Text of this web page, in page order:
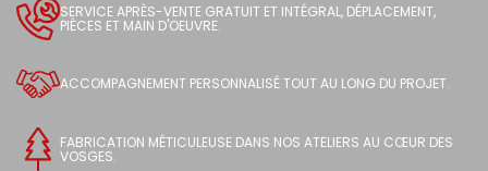
SERVICE APRÈS-VENTE GRATUIT ET INTÉGRAL, DÉPLACEMENT,
PIÈCES ET MAIN D'OEUVRE.
ACCOMPAGNEMENT PERSONNALISÉ TOUT AU LONG DU PROJET.
FABRICATION MÉTICULEUSE DANS NOS ATELIERS AU CŒUR DES
VOSGES.